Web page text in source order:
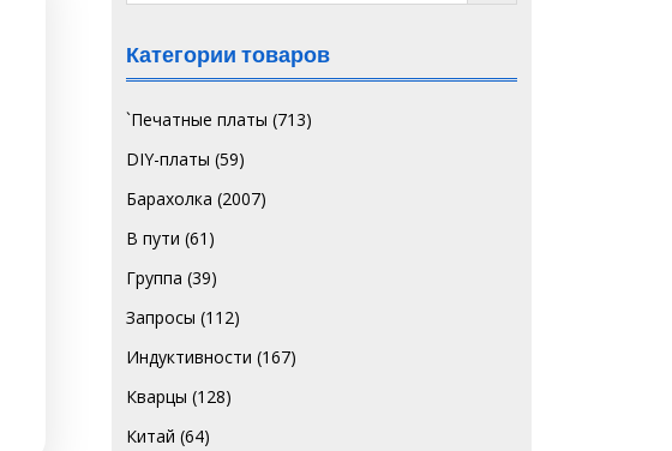
Категории товаров
`Печатные платы (713)
DIY-платы (59)
Барахолка (2007)
В пути (61)
Группа (39)
Запросы (112)
Индуктивности (167)
Кварцы (128)
Китай (64)